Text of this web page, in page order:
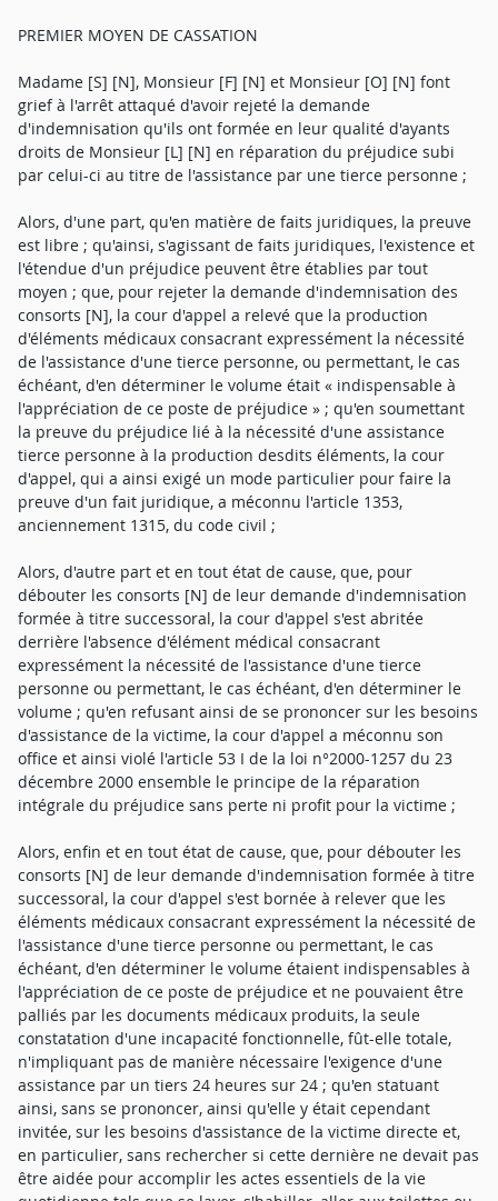
PREMIER MOYEN DE CASSATION
Madame [S] [N], Monsieur [F] [N] et Monsieur [O] [N] font
grief à l'arrêt attaqué d'avoir rejeté la demande
d'indemnisation qu'ils ont formée en leur qualité d'ayants
droits de Monsieur [L] [N] en réparation du préjudice subi
par celui-ci au titre de l'assistance par une tierce personne ;
Alors, d'une part, qu'en matière de faits juridiques, la preuve
est libre ; qu'ainsi, s'agissant de faits juridiques, l'existence et
l'étendue d'un préjudice peuvent être établies par tout
moyen ; que, pour rejeter la demande d'indemnisation des
consorts [N], la cour d'appel a relevé que la production
d'éléments médicaux consacrant expressément la nécessité
de l'assistance d'une tierce personne, ou permettant, le cas
échéant, d'en déterminer le volume était « indispensable à
l'appréciation de ce poste de préjudice » ; qu'en soumettant
la preuve du préjudice lié à la nécessité d'une assistance
tierce personne à la production desdits éléments, la cour
d'appel, qui a ainsi exigé un mode particulier pour faire la
preuve d'un fait juridique, a méconnu l'article 1353,
anciennement 1315, du code civil ;
Alors, d'autre part et en tout état de cause, que, pour
débouter les consorts [N] de leur demande d'indemnisation
formée à titre successoral, la cour d'appel s'est abritée
derrière l'absence d'élément médical consacrant
expressément la nécessité de l'assistance d'une tierce
personne ou permettant, le cas échéant, d'en déterminer le
volume ; qu'en refusant ainsi de se prononcer sur les besoins
d'assistance de la victime, la cour d'appel a méconnu son
office et ainsi violé l'article 53 I de la loi n°2000-1257 du 23
décembre 2000 ensemble le principe de la réparation
intégrale du préjudice sans perte ni profit pour la victime ;
Alors, enfin et en tout état de cause, que, pour débouter les
consorts [N] de leur demande d'indemnisation formée à titre
successoral, la cour d'appel s'est bornée à relever que les
éléments médicaux consacrant expressément la nécessité de
l'assistance d'une tierce personne ou permettant, le cas
échéant, d'en déterminer le volume étaient indispensables à
l'appréciation de ce poste de préjudice et ne pouvaient être
palliés par les documents médicaux produits, la seule
constatation d'une incapacité fonctionnelle, fût-elle totale,
n'impliquant pas de manière nécessaire l'exigence d'une
assistance par un tiers 24 heures sur 24 ; qu'en statuant
ainsi, sans se prononcer, ainsi qu'elle y était cependant
invitée, sur les besoins d'assistance de la victime directe et,
en particulier, sans rechercher si cette dernière ne devait pas
être aidée pour accomplir les actes essentiels de la vie